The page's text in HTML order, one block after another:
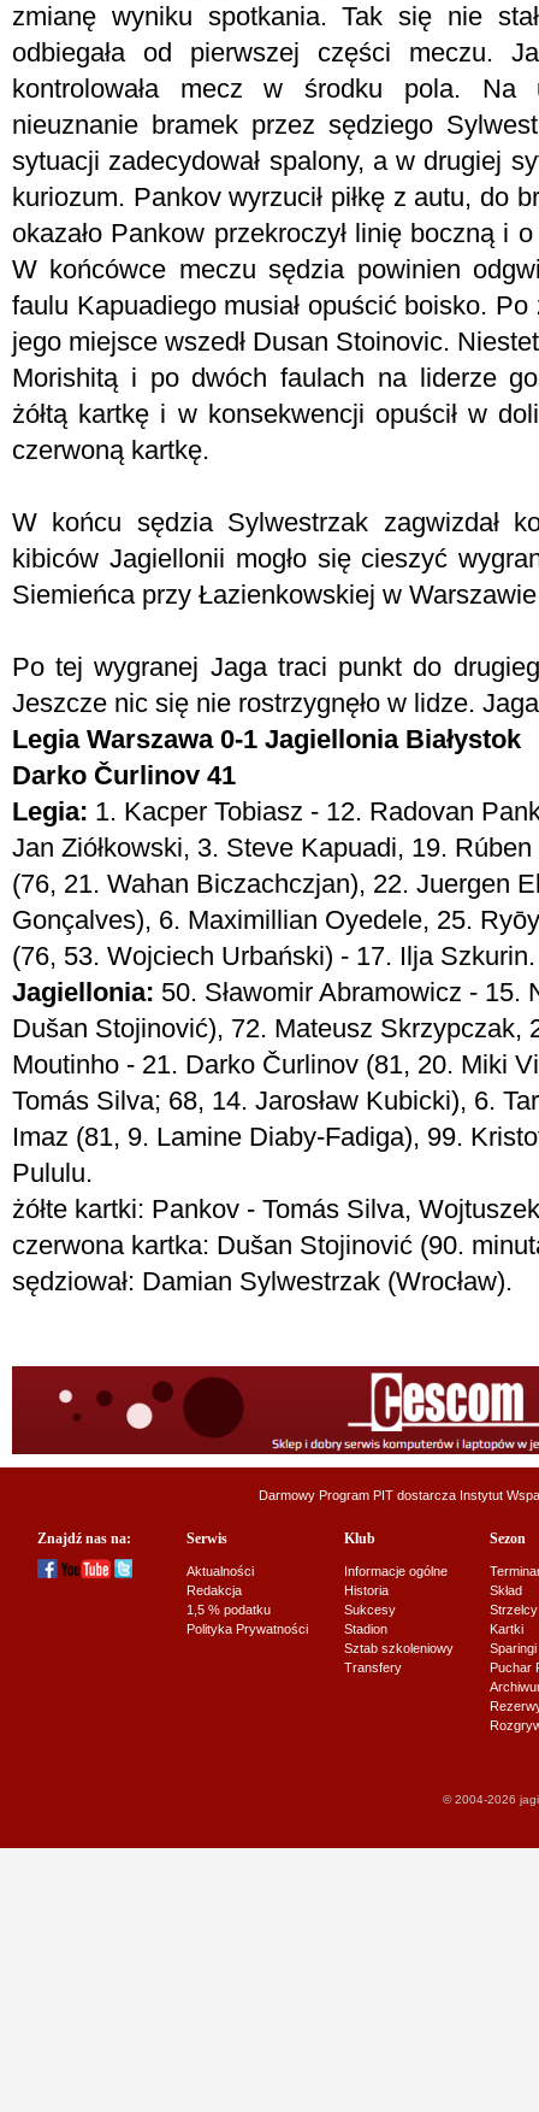
zmianę wyniku spotkania. Tak się nie
odbiegała od pierwszej części meczu.
kontrolowała mecz w środku pola. Na
nieuznanie bramek przez sędziego
sytuacji zadecydował spalony, a w drugiej
kuriozum. Pankov wyrzucił piłkę z autu, do
okazało Pankow przekroczył linię boczną i
W końcówce meczu sędzia powinien
faulu Kapuadiego musiał opuścić boisko.
jego miejsce wszedł Dusan Stoinovic.
Morishitą i po dwóch faulach na liderze
żółtą kartkę i w konsekwencji opuścił w
czerwoną kartkę.
W końcu sędzia Sylwestrzak zagwizdał
kibiców Jagiellonii mogło się cieszyć
Siemieńca przy Łazienkowskiej w
Po tej wygranej Jaga traci punkt do
Jeszcze nic się nie rostrzygnęło w lidze.
Legia Warszawa 0-1 Jagiellonia Białystok
Darko Čurlinov 41
Legia: 1. Kacper Tobiasz - 12. Radovan
Jan Ziółkowski, 3. Steve Kapuadi, 19.
(76, 21. Wahan Biczachczjan), 22. Juergen
Gonçalves), 6. Maximillian Oyedele, 25.
(76, 53. Wojciech Urbański) - 17. Ilja Szkurin.
Jagiellonia: 50. Sławomir Abramowicz - 15.
Dušan Stojinović), 72. Mateusz Skrzypczak,
Moutinho - 21. Darko Čurlinov (81, 20. Miki
Tomás Silva; 68, 14. Jarosław Kubicki), 6.
Imaz (81, 9. Lamine Diaby-Fadiga), 99.
Pululu.
żółte kartki: Pankov - Tomás Silva,
czerwona kartka: Dušan Stojinović (90.
sędziował: Damian Sylwestrzak (Wrocław).
Darmowy Program PIT dostarcza Instytut
Znajdź nas na: Serwis
Aktualności
Redakcja
1,5 % podatku
Polityka Prywatności
Klub
Informacje ogólne
Historia
Sukcesy
Stadion
Sztab szkoleniowy
Transfery
Sezon
Skład
Strzelcy
Kartki
Sparingi
Puchar
© 2004-2026